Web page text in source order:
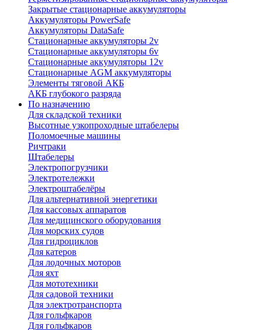
Закрытые стационарные аккумуляторы
Аккумуляторы PowerSafe
Аккумуляторы DataSafe
Стационарные аккумуляторы 2v
Стационарные аккумуляторы 6v
Стационарные аккумуляторы 12v
Стационарные AGM аккумуляторы
Элементы тяговой АКБ
АКБ глубокого разряда
По назначению
Для складской техники
Высотные узкопроходные штабелеры
Поломоечные машины
Ричтраки
Штабелеры
Электропогрузчики
Электротележки
Электроштабелёры
Для альтернативной энергетики
Для кассовых аппаратов
Для медицинского оборудования
Для морских судов
Для гидроциклов
Для катеров
Для лодочных моторов
Для яхт
Для мототехники
Для садовой техники
Для электротранспорта
Для гольфкаров
Для гольфкаров